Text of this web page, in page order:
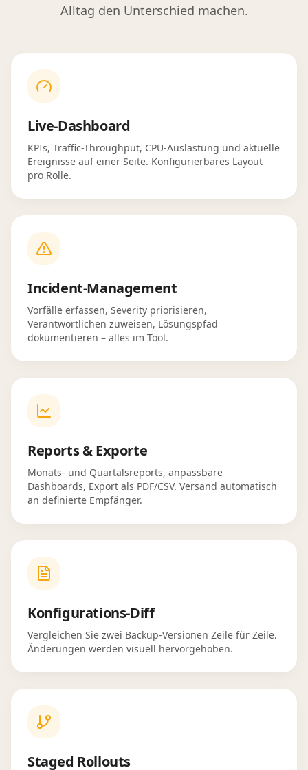
Alltag den Unterschied machen.
Live-Dashboard
KPIs, Traffic-Throughput, CPU-Auslastung und aktuelle
Ereignisse auf einer Seite. Konfigurierbares Layout
pro Rolle.
Incident-Management
Vorfälle erfassen, Severity priorisieren,
Verantwortlichen zuweisen, Lösungspfad
dokumentieren – alles im Tool.
Reports & Exporte
Monats- und Quartalsreports, anpassbare
Dashboards, Export als PDF/CSV. Versand automatisch
an definierte Empfänger.
Konfigurations-Diff
Vergleichen Sie zwei Backup-Versionen Zeile für Zeile.
Änderungen werden visuell hervorgehoben.
Staged Rollouts